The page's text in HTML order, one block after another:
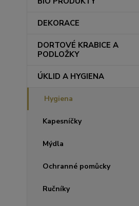
DEKORACE
DORTOVÉ KRABICE A
PODLOŽKY
ÚKLID A HYGIENA
Hygiena
Kapesníčky
Mýdla
Ochranné pomůcky
Ručníky